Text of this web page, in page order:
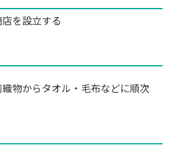
を設立する
物からタオル・毛布などに順次